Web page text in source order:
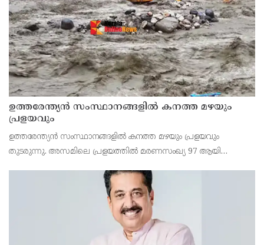
ഉത്തരേന്ത്യൻ സംസ്ഥാനങ്ങളിൽ കനത്ത മഴയും
പ്രളയവും
ഉത്തരേന്ത്യൻ സംസ്ഥാനങ്ങളിൽ കനത്ത മഴയും പ്രളയവും
തുടരുന്നു. അസമിലെ പ്രളയത്തിൽ മരണസംഖ്യ 97 ആയി
പത്തുലക്ഷത്തിലധികം ആളുകളാണ് ദുരിതാശ്വാസ ക്യാമ്പുകളിൽ